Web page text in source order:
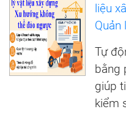
liệu
Quản
Tự
bằng
giúp
kiểm